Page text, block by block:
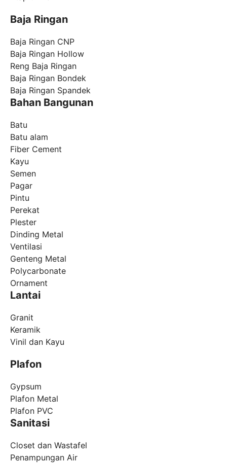
Baja Ringan
Baja Ringan CNP
Baja Ringan Hollow
Reng Baja Ringan
Baja Ringan Bondek
Baja Ringan Spandek
Bahan Bangunan
Batu
Batu alam
Fiber Cement
Kayu
Semen
Pagar
Pintu
Perekat
Plester
Dinding Metal
Ventilasi
Genteng Metal
Polycarbonate
Ornament
Lantai
Granit
Keramik
Vinil dan Kayu
Plafon
Gypsum
Plafon Metal
Plafon PVC
Sanitasi
Closet dan Wastafel
Penampungan Air